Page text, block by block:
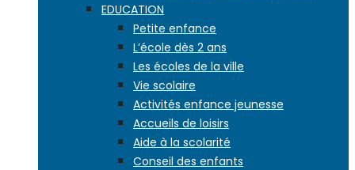
EDUCATION
Petite enfance
L’école dès 2 ans
Les écoles de la ville
Vie scolaire
Activités enfance jeunesse
Accueils de loisirs
Aide à la scolarité
Conseil des enfants